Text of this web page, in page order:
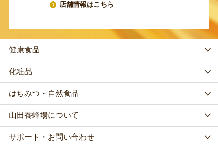
店舗情報はこちら
健康食品
化粧品
はちみつ・自然食品
山田養蜂場について
サポート・お問い合わせ